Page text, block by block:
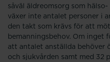
såväl äldreomsorg som
växer inte antalet personer i
den takt som krävs för att
bemanningsbehov. Om inget
att antalet anställda behöver
och sjukvården samt med 32